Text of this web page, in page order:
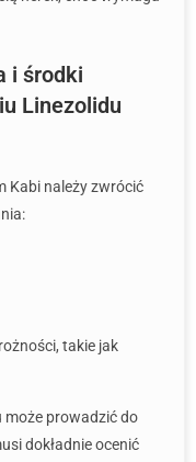
i środki
Linezolidu
Kabi należy zwrócić
takie jak
może prowadzić do
dokładnie ocenić